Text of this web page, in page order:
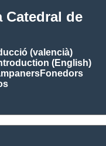
Catedral de
(valencià)
(English)
Fonedors